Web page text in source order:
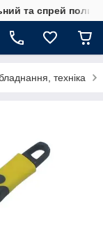
та спрей полив,
техніка